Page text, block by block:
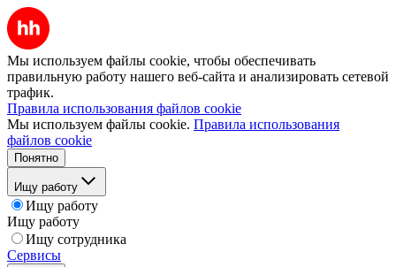
Мы используем файлы cookie, чтобы обеспечивать
правильную работу нашего веб-сайта и анализировать сетевой
трафик.
Правила использования файлов cookie
Мы используем файлы cookie. Правила использования
файлов cookie
Понятно
Ищу работу
Ищу работу
Ищу работу
Ищу сотрудника
Сервисы